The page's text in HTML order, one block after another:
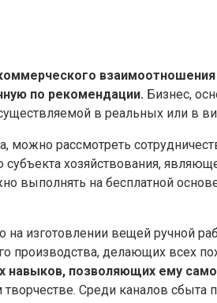
по рекомендации. Бизнес,
в реальных или в
можно рассмотреть
хозяйствования,
выполнять на бесплатной
на изготовлении вещей ручной
производства, делающих всех
позволяющих ему
Среди каналов